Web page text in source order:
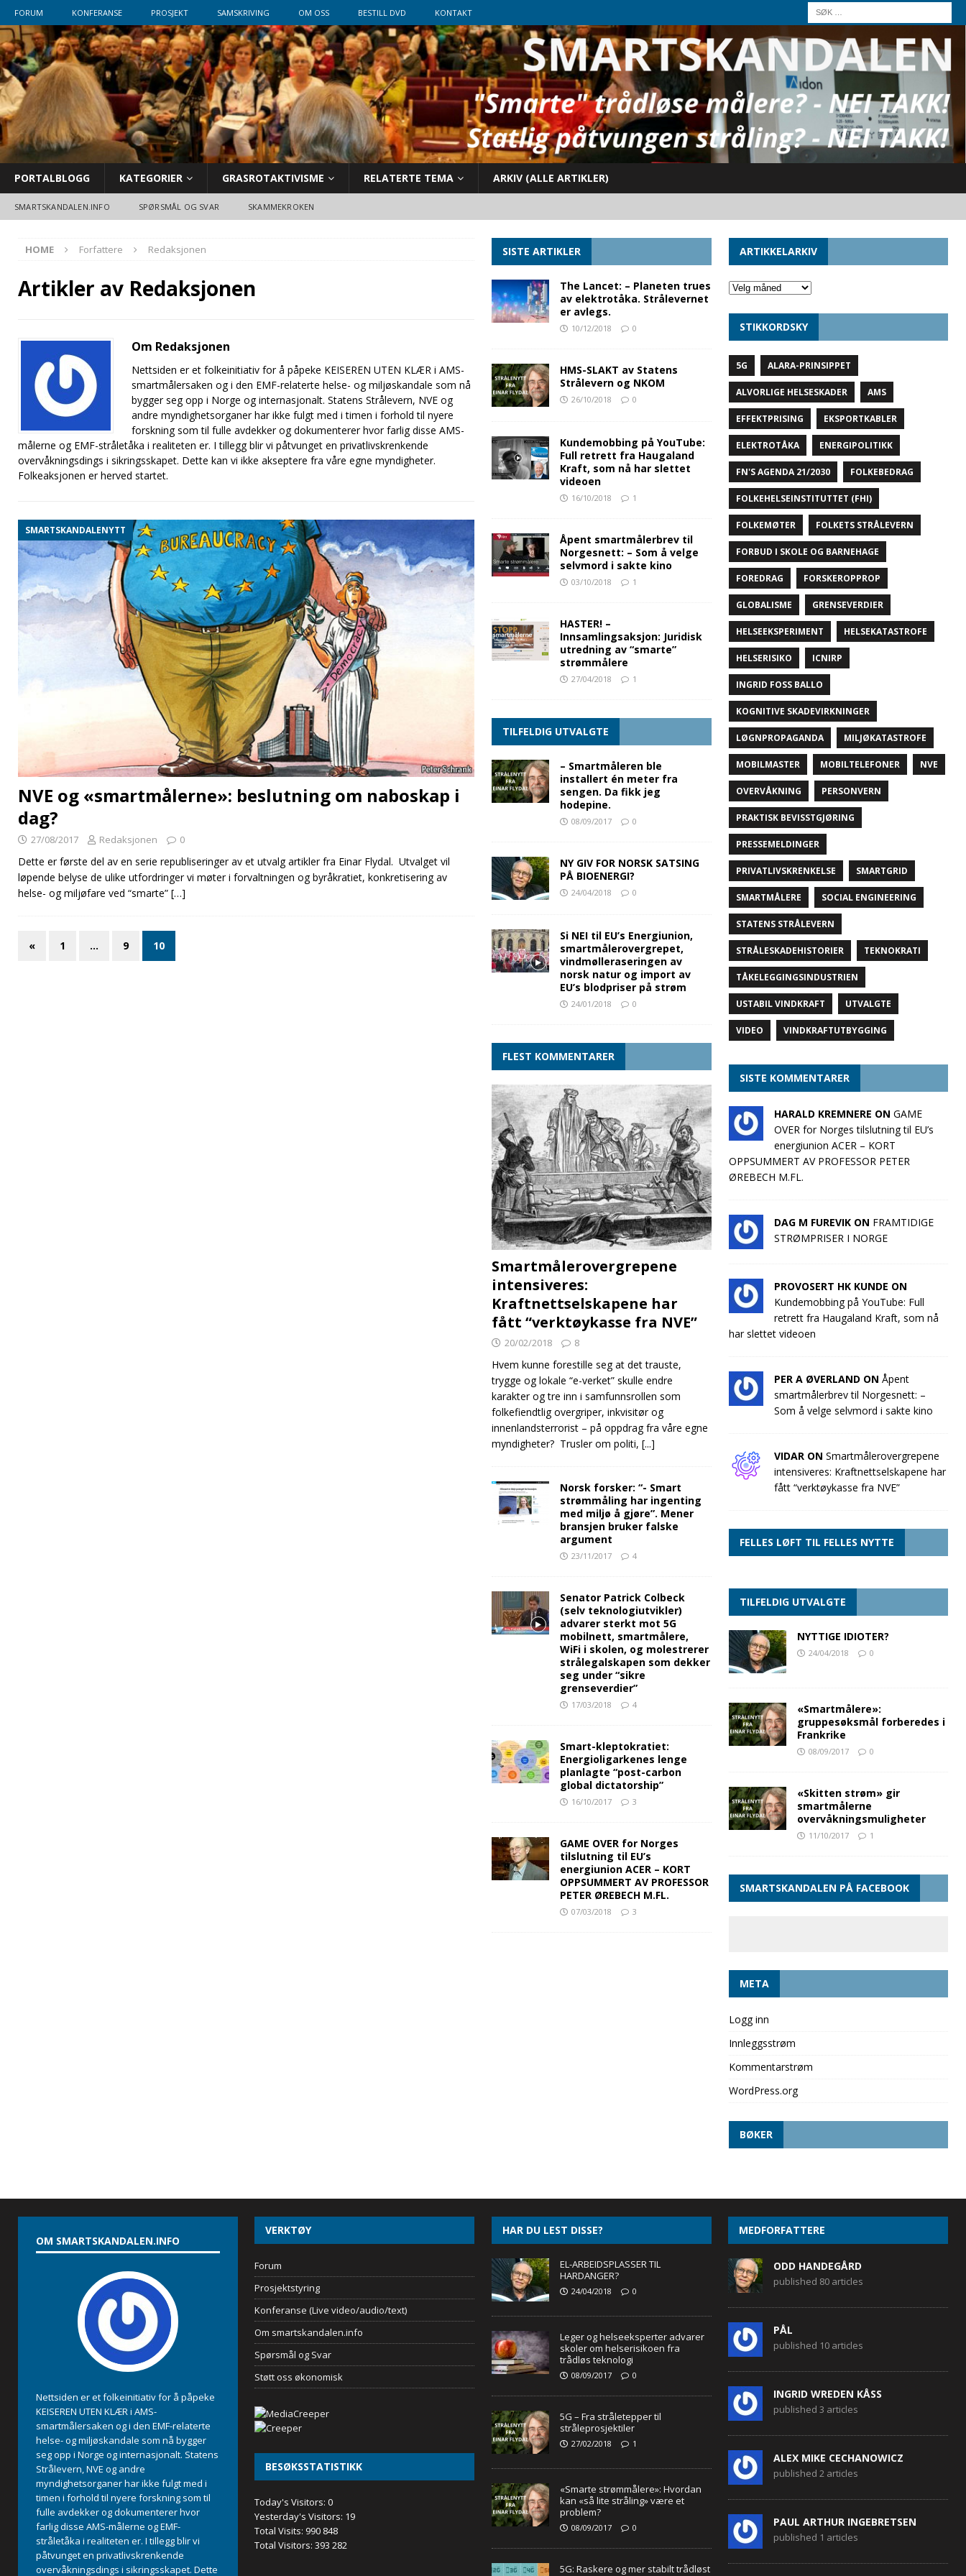
FORUM KONFERANSE PROSJEKT SAMSKRIVING OM OSS BESTILL DVD KONTAKT
PORTALBLOGG KATEGORIER GRASROTAKTIVISME RELATERTE TEMA ARKIV (ALLE ARTIKLER)
SMARTSKANDALEN.INFO SPØRSMÅL OG SVAR SKAMMEKROKEN
HOME Forfattere Redaksjonen
Artikler av Redaksjonen
Om Redaksjonen
Nettsiden er et folkeinitiativ for å påpeke KEISEREN UTEN KLÆR i AMS-
smartmålersaken og i den EMF-relaterte helse- og miljøskandale som nå
bygger seg opp i Norge og internasjonalt. Statens Strålevern, NVE og
andre myndighetsorganer har ikke fulgt med i timen i forhold til nyere
forskning som til fulle avdekker og dokumenterer hvor farlig disse AMS-
målerne og EMF-stråletåka i realiteten er. I tillegg blir vi påtvunget en privatlivskrenkende
overvåkningsdings i sikringsskapet. Dette kan vi ikke akseptere fra våre egne myndigheter.
Folkeaksjonen er herved startet.
SMARTSKANDALENYTT
NVE og «smartmålerne»: beslutning om naboskap i
dag?
27/08/2017 Redaksjonen 0
Dette er første del av en serie republiseringer av et utvalg artikler fra Einar Flydal. Utvalget vil
løpende belyse de ulike utfordringer vi møter i forvaltningen og byråkratiet, konkretisering av
helse- og miljøfare ved “smarte” […]
« 1 … 9 10
SISTE ARTIKLER
The Lancet: – Planeten trues
av elektrotåka. Strålevernet
er avlegs.
10/12/2018 0
HMS-SLAKT av Statens
Strålevern og NKOM
26/10/2018 0
Kundemobbing på YouTube:
Full retrett fra Haugaland
Kraft, som nå har slettet
videoen
16/10/2018 1
Åpent smartmålerbrev til
Norgesnett: – Som å velge
selvmord i sakte kino
03/10/2018 1
HASTER! –
Innsamlingsaksjon: Juridisk
utredning av “smarte”
strømmålere
27/04/2018 1
TILFELDIG UTVALGTE
– Smartmåleren ble
installert én meter fra
sengen. Da fikk jeg
hodepine.
08/09/2017 0
NY GIV FOR NORSK SATSING
PÅ BIOENERGI?
24/04/2018 0
Si NEI til EU’s Energiunion,
smartmålerovergrepet,
vindmølleraseringen av
norsk natur og import av
EU’s blodpriser på strøm
24/01/2018 0
FLEST KOMMENTARER
Smartmålerovergrepene
intensiveres:
Kraftnettselskapene har
fått “verktøykasse fra NVE”
20/02/2018 8
Hvem kunne forestille seg at det trauste,
trygge og lokale “e-verket” skulle endre
karakter og tre inn i samfunnsrollen som
folkefiendtlig overgriper, inkvisitør og
innenlandsterrorist – på oppdrag fra våre egne
myndigheter? Trusler om politi,[...]
Norsk forsker: “- Smart
strømmåling har ingenting
med miljø å gjøre”. Mener
bransjen bruker falske
argument
23/11/2017 4
Senator Patrick Colbeck
(selv teknologiutvikler)
advarer sterkt mot 5G
mobilnett, smartmålere,
WiFi i skolen, og molestrerer
strålegalskapen som dekker
seg under “sikre
grenseverdier”
17/03/2018 4
Smart-kleptokratiet:
Energioligarkenes lenge
planlagte “post-carbon
global dictatorship”
16/10/2017 3
GAME OVER for Norges
tilslutning til EU’s
energiunion ACER – KORT
OPPSUMMERT AV PROFESSOR
PETER ØREBECH M.FL.
07/03/2018 3
ARTIKKELARKIV
STIKKORDSKY
5G ALARA-PRINSIPPET
ALVORLIGE HELSESKADER AMS
EFFEKTPRISING EKSPORTKABLER
ELEKTROTÅKA ENERGIPOLITIKK
FN'S AGENDA 21/2030 FOLKEBEDRAG
FOLKEHELSEINSTITUTTET (FHI)
FOLKEMØTER FOLKETS STRÅLEVERN
FORBUD I SKOLE OG BARNEHAGE
FOREDRAG FORSKEROPPROP
GLOBALISME GRENSEVERDIER
HELSEEKSPERIMENT HELSEKATASTROFE
HELSERISIKO ICNIRP
INGRID FOSS BALLO
KOGNITIVE SKADEVIRKNINGER
LØGNPROPAGANDA MILJØKATASTROFE
MOBILMASTER MOBILTELEFONER NVE
OVERVÅKNING PERSONVERN
PRAKTISK BEVISSTGJØRING
PRESSEMELDINGER
PRIVATLIVSKRENKELSE SMARTGRID
SMARTMÅLERE SOCIAL ENGINEERING
STATENS STRÅLEVERN
STRÅLESKADEHISTORIER TEKNOKRATI
TÅKELEGGINGSINDUSTRIEN
USTABIL VINDKRAFT UTVALGTE
VIDEO VINDKRAFTUTBYGGING
SISTE KOMMENTARER
HARALD KREMNERE ON GAME
OVER for Norges tilslutning til EU’s
energiunion ACER – KORT
OPPSUMMERT AV PROFESSOR PETER
ØREBECH M.FL.
DAG M FUREVIK ON FRAMTIDIGE
STRØMPRISER I NORGE
PROVOSERT HK KUNDE ON
Kundemobbing på YouTube: Full
retrett fra Haugaland Kraft, som nå
har slettet videoen
PER A ØVERLAND ON Åpent
smartmålerbrev til Norgesnett: –
Som å velge selvmord i sakte kino
VIDAR ON Smartmålerovergrepene
intensiveres: Kraftnettselskapene har
fått “verktøykasse fra NVE”
FELLES LØFT TIL FELLES NYTTE
TILFELDIG UTVALGTE
NYTTIGE IDIOTER?
24/04/2018 0
«Smartmålere»:
gruppesøksmål forberedes i
Frankrike
08/09/2017 0
«Skitten strøm» gir
smartmålerne
overvåkningsmuligheter
11/10/2017 1
SMARTSKANDALEN PÅ FACEBOOK
META
Logg inn
Innleggsstrøm
Kommentarstrøm
WordPress.org
BØKER
OM SMARTSKANDALEN.INFO
Nettsiden er et folkeinitiativ for å påpeke
KEISEREN UTEN KLÆR i AMS-
smartmålersaken og i den EMF-relaterte
helse- og miljøskandale som nå bygger
seg opp i Norge og internasjonalt. Statens
Strålevern, NVE og andre
myndighetsorganer har ikke fulgt med i
timen i forhold til nyere forskning som til
fulle avdekker og dokumenterer hvor
farlig disse AMS-målerne og EMF-
stråletåka i realiteten er. I tillegg blir vi
påtvunget en privatlivskrenkende
overvåkningsdings i sikringsskapet. Dette
VERKTØY
Forum
Prosjektstyring
Konferanse (Live video/audio/text)
Om smartskandalen.info
Spørsmål og Svar
Støtt oss økonomisk
BESØKSSTATISTIKK
Today's Visitors:0
Yesterday's Visitors: 19
Total Visits: 990 848
Total Visitors:393 282
HAR DU LEST DISSE?
EL-ARBEIDSPLASSER TIL
HARDANGER?
24/04/2018 0
Leger og helseeksperter advarer
skoler om helserisikoen fra
trådløs teknologi
08/09/2017 0
5G – Fra stråletepper til
stråleprosjektiler
27/02/2018 1
«Smarte strømmålere»: Hvordan
kan «så lite stråling» være et
problem?
08/09/2017 0
5G: Raskere og mer stabilt trådløst
MEDFORFATTERE
ODD HANDEGÅRD
published 80 articles
PÅL
published 10 articles
INGRID WREDEN KÅSS
published 3 articles
ALEX MIKE CECHANOWICZ
published 2 articles
PAUL ARTHUR INGEBRETSEN
published 1 articles